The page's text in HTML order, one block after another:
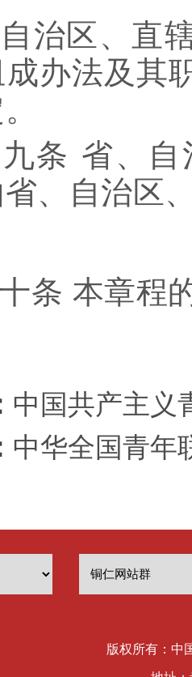
治区、直
办法及其
条 省、
、自治区
条 本章程
中国共产主义
中华全国青年
版权所有：中